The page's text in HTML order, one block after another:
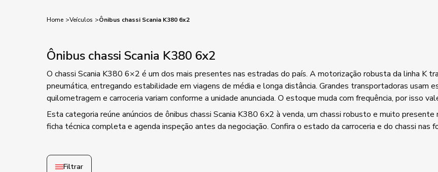
Home Veículos Ônibus chassi Scania K380 6x2
Ônibus chassi Scania K380 6x2
O chassi Scania K380 6×2 é um dos mais presentes nas estradas do país. A motorização robusta da linha K
pneumática, entregando estabilidade em viagens de média e longa distância. Grandes transportadoras usam
quilometragem e carroceria variam conforme a unidade anunciada. O estoque muda com frequência, por isso
Esta categoria reúne anúncios de ônibus chassi Scania K380 6x2 à venda, um chassi robusto e muito
ficha técnica completa e agenda inspeção antes da negociação. Confira o estado da carroceria e do chassi nas
Filtrar